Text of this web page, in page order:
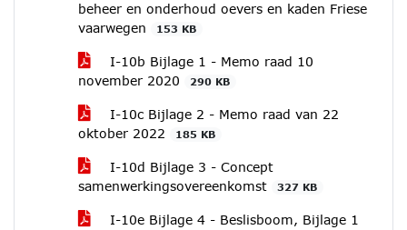
beheer en onderhoud oevers en kaden Friese
vaarwegen
153 KB
I-10b Bijlage 1 - Memo raad 10
november 2020
290 KB
I-10c Bijlage 2 - Memo raad van 22
oktober 2022
185 KB
I-10d Bijlage 3 - Concept
samenwerkingsovereenkomst
327 KB
I-10e Bijlage 4 - Beslisboom, Bijlage 1